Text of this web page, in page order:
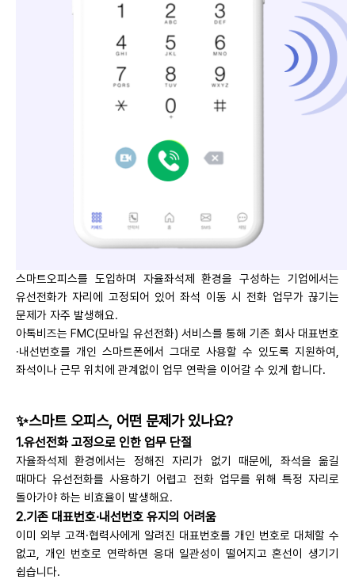
스마트오피스를 도입하며 자율좌석제 환경을 구성하는 기업에서는
유선전화가 자리에 고정되어 있어 좌석 이동 시 전화 업무가 끊기는
문제가 자주 발생해요.
아톡비즈는 FMC(모바일 유선전화) 서비스를 통해 기존 회사 대표번호
·내선번호를 개인 스마트폰에서 그대로 사용할 수 있도록 지원하여,
좌석이나 근무 위치에 관계없이 업무 연락을 이어갈 수 있게 합니다.
✨스마트 오피스, 어떤 문제가 있나요?
1.유선전화 고정으로 인한 업무 단절
자율좌석제 환경에서는 정해진 자리가 없기 때문에, 좌석을 옮길
때마다 유선전화를 사용하기 어렵고 전화 업무를 위해 특정 자리로
돌아가야 하는 비효율이 발생해요.
2.기존 대표번호·내선번호 유지의 어려움
이미 외부 고객·협력사에게 알려진 대표번호를 개인 번호로 대체할 수
없고, 개인 번호로 연락하면 응대 일관성이 떨어지고 혼선이 생기기
쉽습니다.